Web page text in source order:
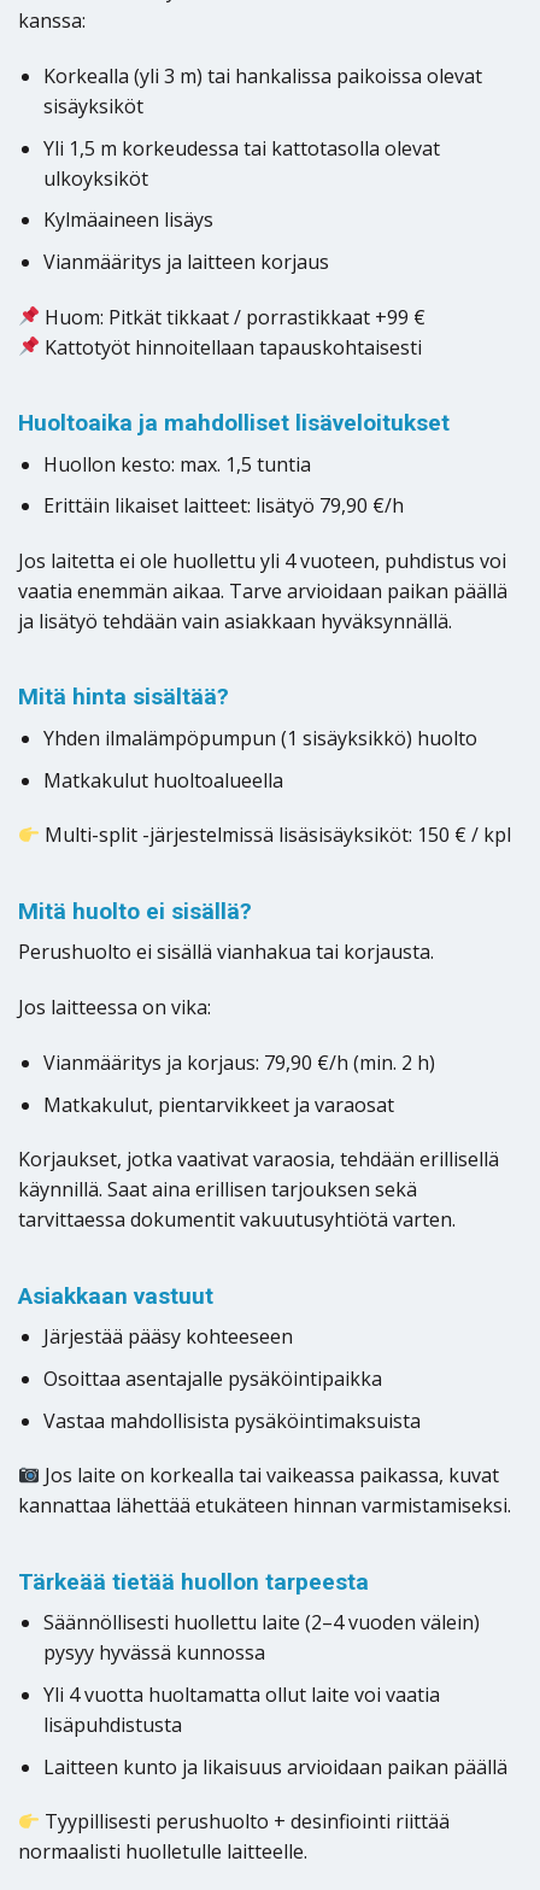
kanssa:
Korkealla (yli 3 m) tai hankalissa paikoissa olevat
sisäyksiköt
Yli 1,5 m korkeudessa tai kattotasolla olevat
ulkoyksiköt
Kylmäaineen lisäys
Vianmääritys ja laitteen korjaus
Huom: Pitkät tikkaat / porrastikkaat +99 €
Kattotyöt hinnoitellaan tapauskohtaisesti
Huoltoaika ja mahdolliset lisäveloitukset
Huollon kesto: max. 1,5 tuntia
Erittäin likaiset laitteet: lisätyö 79,90 €/h
Jos laitetta ei ole huollettu yli 4 vuoteen, puhdistus voi
vaatia enemmän aikaa. Tarve arvioidaan paikan päällä
ja lisätyö tehdään vain asiakkaan hyväksynnällä.
Mitä hinta sisältää?
Yhden ilmalämpöpumpun (1 sisäyksikkö) huolto
Matkakulut huoltoalueella
Multi-split -järjestelmissä lisäsisäyksiköt: 150 € / kpl
Mitä huolto ei sisällä?
Perushuolto ei sisällä vianhakua tai korjausta.
Jos laitteessa on vika:
Vianmääritys ja korjaus: 79,90 €/h (min. 2 h)
Matkakulut, pientarvikkeet ja varaosat
Korjaukset, jotka vaativat varaosia, tehdään erillisellä
käynnillä. Saat aina erillisen tarjouksen sekä
tarvittaessa dokumentit vakuutusyhtiötä varten.
Asiakkaan vastuut
Järjestää pääsy kohteeseen
Osoittaa asentajalle pysäköintipaikka
Vastaa mahdollisista pysäköintimaksuista
Jos laite on korkealla tai vaikeassa paikassa, kuvat
kannattaa lähettää etukäteen hinnan varmistamiseksi.
Tärkeää tietää huollon tarpeesta
Säännöllisesti huollettu laite (2–4 vuoden välein)
pysyy hyvässä kunnossa
Yli 4 vuotta huoltamatta ollut laite voi vaatia
lisäpuhdistusta
Laitteen kunto ja likaisuus arvioidaan paikan päällä
Tyypillisesti perushuolto + desinfiointi riittää
normaalisti huolletulle laitteelle.